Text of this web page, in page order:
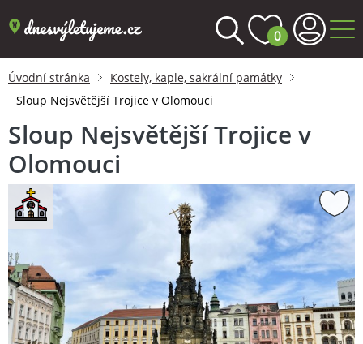
0
Úvodní stránka
Kostely, kaple, sakrální památky
Sloup Nejsvětější Trojice v Olomouci
Sloup Nejsvětější Trojice v
Olomouci